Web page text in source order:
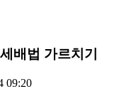
배법 가르치기
09:20